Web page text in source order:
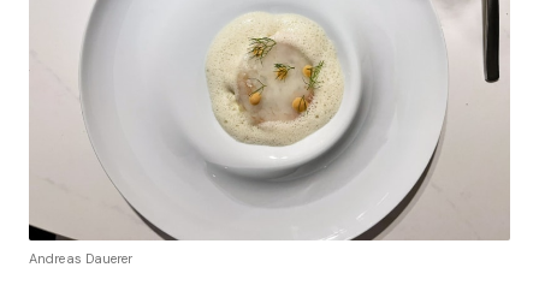
Andreas Dauerer